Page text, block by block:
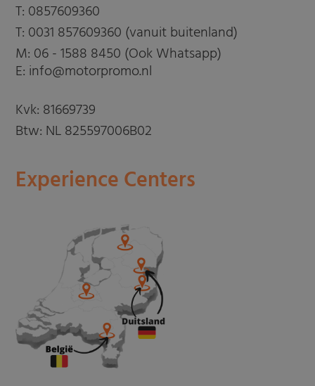
T: 0857609360
T: 0031 857609360 (vanuit buitenland)
M: 06 - 1588 8450 (Ook Whatsapp)
E: info@motorpromo.nl
Kvk: 81669739
Btw: NL 825597006B02
Experience Centers